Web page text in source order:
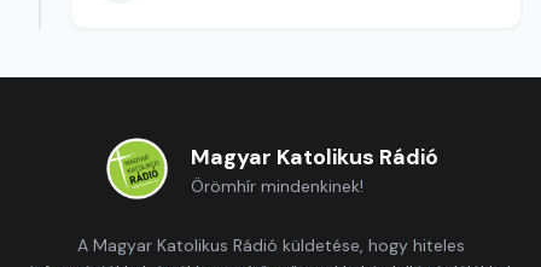
Magyar Katolikus Rádió
Örömhír mindenkinek!
A Magyar Katolikus Rádió küldetése, hogy hiteles